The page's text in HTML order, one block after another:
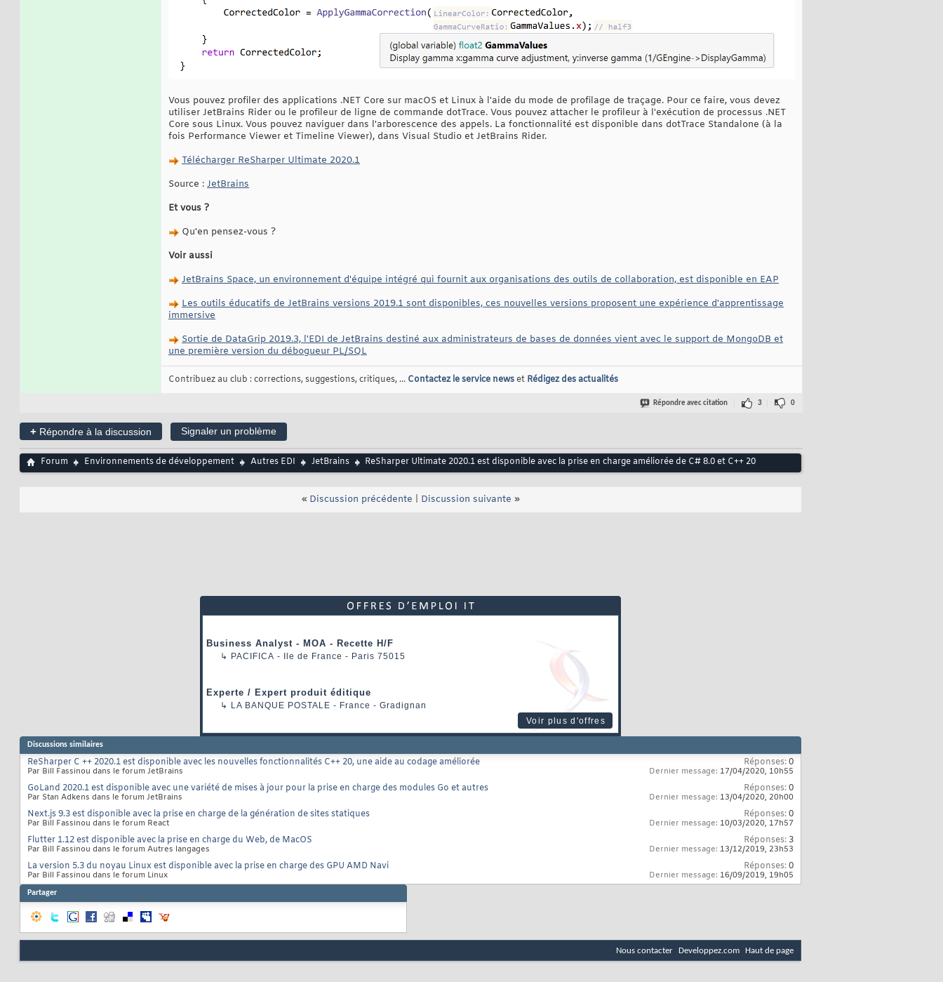
Vous pouvez profiler des applications .NET Core sur macOS et Linux à l'aide du mode de profilage de traçage. Pour ce faire, vous devez
utiliser JetBrains Rider ou le profileur de ligne de commande dotTrace. Vous pouvez attacher le profileur à l'exécution de processus .NET
Core sous Linux. Vous pouvez naviguer dans l'arborescence des appels. La fonctionnalité est disponible dans dotTrace Standalone (à la
fois Performance Viewer et Timeline Viewer), dans Visual Studio et JetBrains Rider.
Télécharger ReSharper Ultimate 2020.1
Source : JetBrains
Et vous ?
Qu'en pensez-vous ?
Voir aussi
JetBrains Space, un environnement d'équipe intégré qui fournit aux organisations des outils de collaboration, est disponible en EAP
Les outils éducatifs de JetBrains versions 2019.1 sont disponibles, ces nouvelles versions proposent une expérience d'apprentissage
immersive
Sortie de DataGrip 2019.3, l'EDI de JetBrains destiné aux administrateurs de bases de données vient avec le support de MongoDB et
une première version du débogueur PL/SQL
Contribuez au club : corrections, suggestions, critiques, ... Contactez le service newset Rédigez des actualités
Répondre avec citation 3 0
+ Répondre à la discussion Signaler un problème
Forum Environnements de développement Autres EDI JetBrains ReSharper Ultimate 2020.1 est disponible avec la prise en charge améliorée de C# 8.0 et C++ 20
« Discussion précédente Discussion suivante »
Business Analyst - MOA - Recette H/F
↳ PACIFICA - Ile de France - Paris 75015
Experte / Expert produit éditique
↳ LA BANQUE POSTALE - France - Gradignan
Voir plus d'offres
Discussions similaires
ReSharper C ++ 2020.1 est disponible avec les nouvelles fonctionnalités C++ 20, une aide au codage améliorée
Par Bill Fassinou dans le forum JetBrains
Réponses:0
Dernier message: 17/04/2020, 10h55
GoLand 2020.1 est disponible avec une variété de mises à jour pour la prise en charge des modules Go et autres
Par Stan Adkens dans le forum JetBrains
Réponses:0
Dernier message: 13/04/2020, 20h00
Next.js 9.3 est disponible avec la prise en charge de la génération de sites statiques
Par Bill Fassinou dans le forum React
Réponses:0
Dernier message: 10/03/2020, 17h57
Flutter 1.12 est disponible avec la prise en charge du Web, de MacOS
Par Bill Fassinou dans le forum Autres langages
Réponses: 3
Dernier message: 13/12/2019, 23h53
La version 5.3 du noyau Linux est disponible avec la prise en charge des GPU AMD Navi
Par Bill Fassinou dans le forum Linux
Réponses:0
Dernier message: 16/09/2019, 19h05
Partager
Nous contacter Developpez.com Haut de page